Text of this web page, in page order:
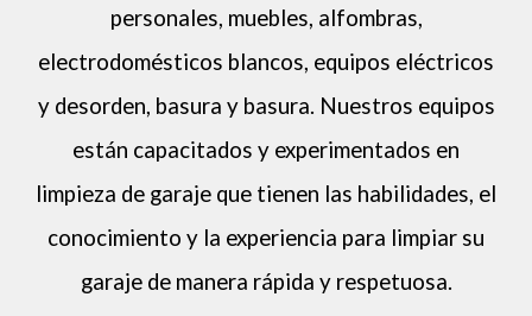
personales, muebles, alfombras,
electrodomésticos blancos, equipos eléctricos
y desorden, basura y basura. Nuestros equipos
están capacitados y experimentados en
limpieza de garaje que tienen las habilidades, el
conocimiento y la experiencia para limpiar su
garaje de manera rápida y respetuosa.